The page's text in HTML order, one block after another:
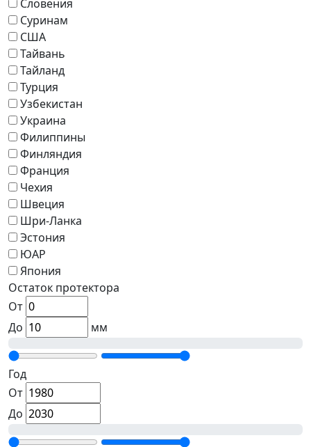
Словения
Суринам
США
Тайвань
Тайланд
Турция
Узбекистан
Украина
Филиппины
Финляндия
Франция
Чехия
Швеция
Шри-Ланка
Эстония
ЮАР
Япония
Остаток протектора
От
До
мм
Год
От
До